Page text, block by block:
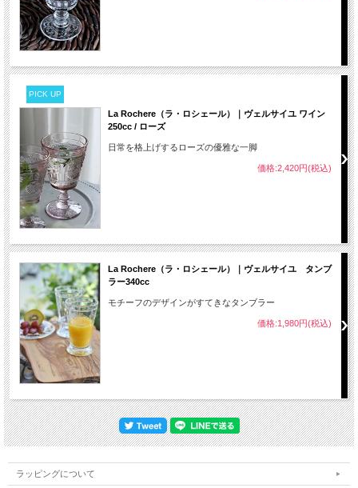
PICK UP
La Rochere（ラ・ロシェール）｜ヴェルサイユ ワイン
250cc / ローズ
日常を格上げするローズの優雅な一脚
価格:2,420円(税込)
La Rochere（ラ・ロシェール）｜ヴェルサイユ タンブ
ラー340cc
モチーフのデザインがすてきなタンブラー
価格:1,980円(税込)
ラッピングについて